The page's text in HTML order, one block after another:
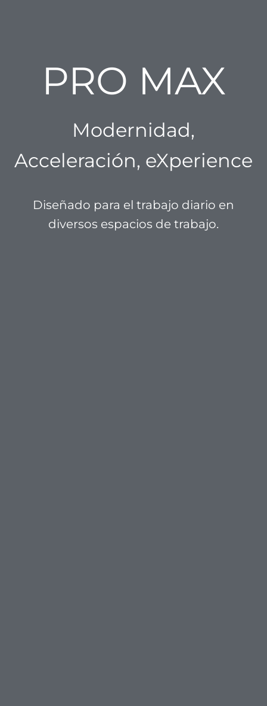
PRO MAX
Modernidad,
Acceleración, eXperience
Diseñado para el trabajo diario en
diversos espacios de trabajo.